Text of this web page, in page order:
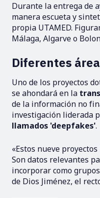
Durante la entrega de
manera escueta y
propia UTAMED.
Málaga, Algarve o
Diferentes
Uno de los proyectos
se ahondará en la
de la información no
investigación liderada
llamados 'deepfakes'.
«Estos nueve
Son datos relevantes
incorporar como
de Dios Jiménez, el